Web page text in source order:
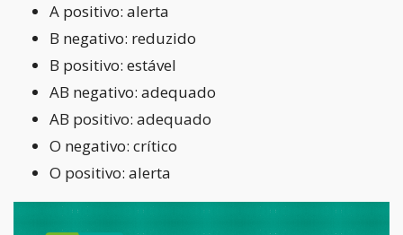
A positivo: alerta
B negativo: reduzido
B positivo: estável
AB negativo: adequado
AB positivo: adequado
O negativo: crítico
O positivo: alerta